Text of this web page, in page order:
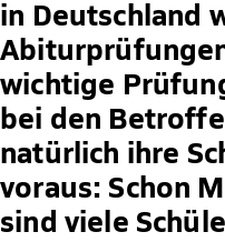
in Deutschland
wichtige
bei den
natürlich ihre
voraus: Schon
sind viele